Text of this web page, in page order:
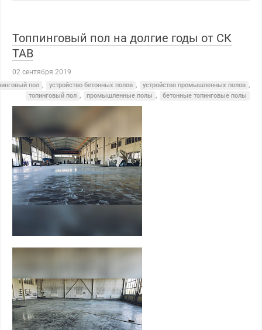
Топпинговый пол на долгие годы от СК
ТАВ
02 сентября 2019
пол , устройство бетонных полов , устройство промышленных полов ,
топинговый пол , промышленные полы , бетонные топинговые полы